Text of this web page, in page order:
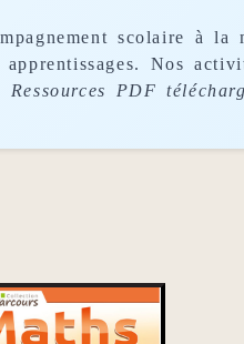
scolaire à la
Nos
Ressources PDF